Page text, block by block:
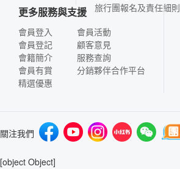
旅行團報名及責任細則
更多服務與支援
會員登入
會員登記
會籍簡介
會員有賞
精選優惠
會員活動
顧客意見
服務查詢
分銷夥伴合作平台
關注我們
[object Object]